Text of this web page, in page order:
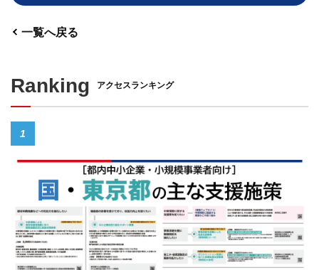
一覧へ戻る
Ranking アクセスランキング
1